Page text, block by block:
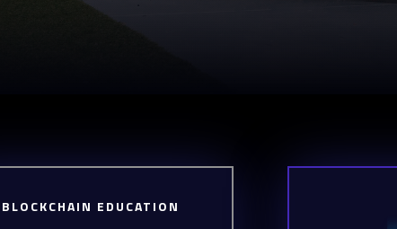
BLOCKCHAIN EDUCATION